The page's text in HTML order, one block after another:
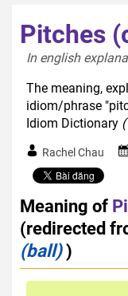
Pitches
In english
The meaning,
idiom/phrase
Idiom Dictionary
Rachel Chau
Meaning of
(redirected
(ball))